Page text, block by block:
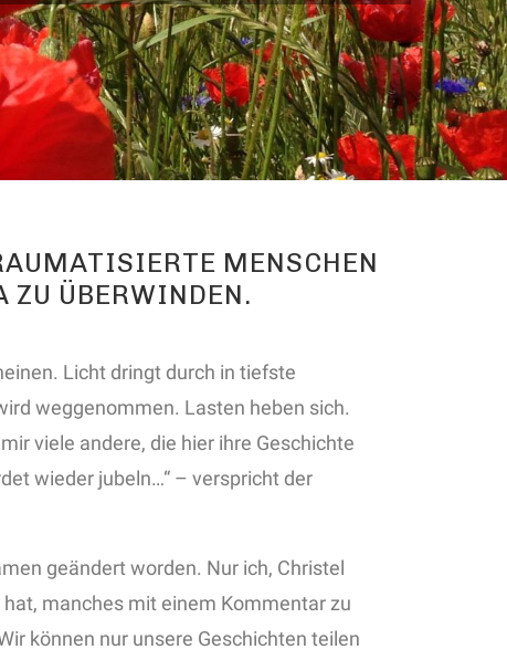
MENSCHEN
ZU ÜBERWINDEN.
Licht dringt durch in tiefste
weggenommen. Lasten heben sich.
viele andere, die hier ihre Geschichte
wieder jubeln…“ – verspricht der
geändert worden. Nur ich, Christel
manches mit einem Kommentar zu
können nur unsere Geschichten teilen